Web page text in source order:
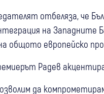
отбеляза, че
на Западните
общото европейско
Радев
да